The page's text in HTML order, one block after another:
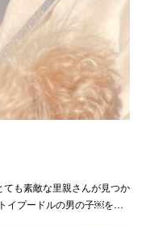
も素敵な里親さんが見つか
イプードルの男の子￼を…